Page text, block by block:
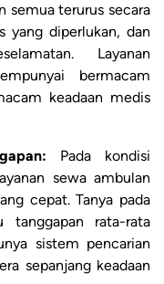
semua terurus secara
yang diperlukan, dan
Layanan
bermacam
keadaan medis
Pada kondisi
sewa ambulan
cepat. Tanya pada
tanggapan rata-rata
sistem pencarian
sepanjang keadaan